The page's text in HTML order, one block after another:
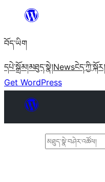
content
བོད་ཡིག
དཔེ་སྒྲོམ།མཐུད་སྣེ།Newsངེད་ཀྱི་སྐོར།
Get WordPress
མཐུད་